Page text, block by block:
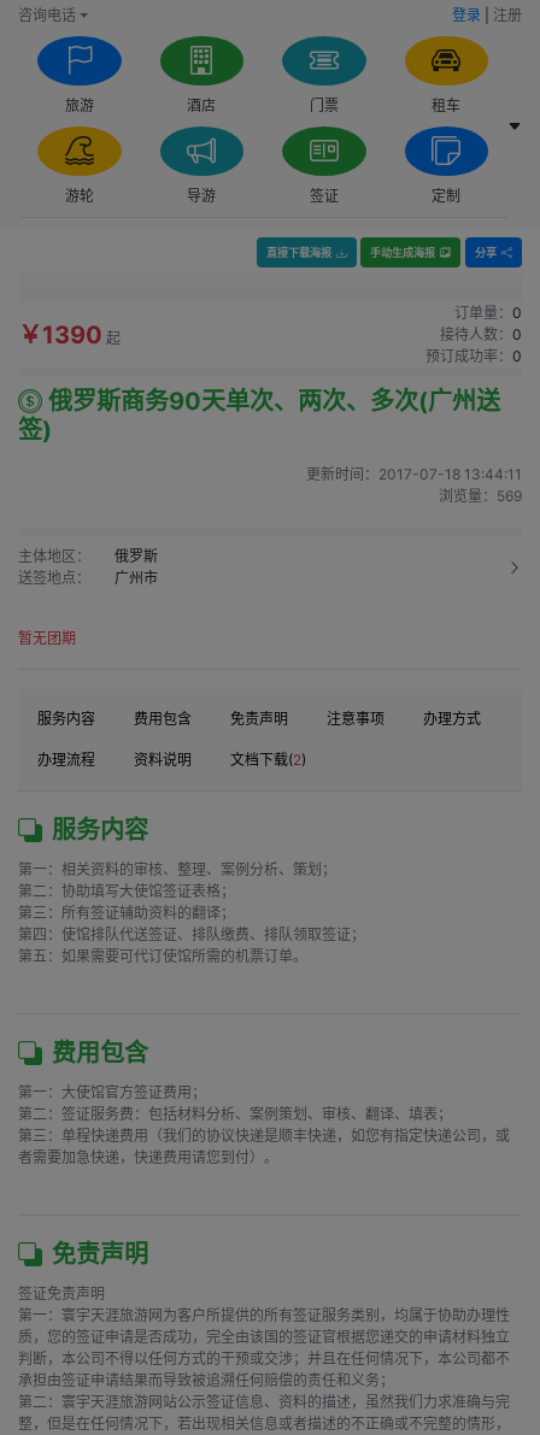
咨询电话 登录 注册
旅游 酒店 门票 租车
游轮 导游 签证 定制
直接下载海报 手动生成海报 分享
￥1390 起
订单量： 0
接待人数： 0
预订成功率： 0
俄罗斯商务90天单次、两次、多次(广州送
签)
更新时间： 2017-07-18 13:44:11
浏览量： 569
主体地区：
俄罗斯
送签地点：
广州市
暂无团期
服务内容 费用包含 免责声明 注意事项 办理方式
办理流程 资料说明 文档下载(2)
服务内容
第一：相关资料的审核、整理、案例分析、策划；
第二：协助填写大使馆签证表格；
第三：所有签证辅助资料的翻译；
第四：使馆排队代送签证、排队缴费、排队领取签证；
第五：如果需要可代订使馆所需的机票订单。
费用包含
第一：大使馆官方签证费用；
第二：签证服务费：包括材料分析、案例策划、审核、翻译、填表；
第三：单程快递费用（我们的协议快递是顺丰快递，如您有指定快递公司，或
者需要加急快递，快递费用请您到付）。
免责声明
签证免责声明
第一：寰宇天涯旅游网为客户所提供的所有签证服务类别，均属于协助办理性
质，您的签证申请是否成功，完全由该国的签证官根据您递交的申请材料独立
判断，本公司不得以任何方式的干预或交涉；并且在任何情况下，本公司都不
承担由签证申请结果而导致被追溯任何赔偿的责任和义务；
第二：寰宇天涯旅游网站公示签证信息、资料的描述，虽然我们力求准确与完
整，但是在任何情况下，若出现相关信息或者描述的不正确或不完整的情形，